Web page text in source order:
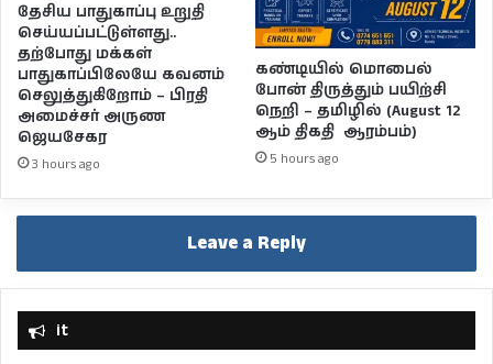
தேசிய பாதுகாப்பு உறுதி
செய்யப்பட்டுள்ளது..
தற்போது மக்கள்
பாதுகாப்பிலேயே கவனம்
செலுத்துகிறோம் – பிரதி
அமைச்சர் அருண
ஜெயசேகர
3 hours ago
கண்டியில் மொபைல்
போன் திருத்தும் பயிற்சி
நெறி – தமிழில் (August 12
ஆம் திகதி ஆரம்பம்)
5 hours ago
Leave a Reply
it